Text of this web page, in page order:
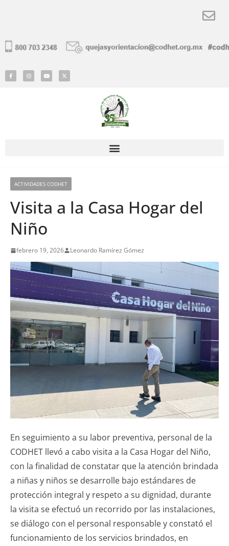
ACTIVIDADES CODHET
Visita a la Casa Hogar del
Niño
febrero 19, 2026 Leonardo Ramírez Gómez
En seguimiento a su labor preventiva, personal de la
CODHET llevó a cabo visita a la Casa Hogar del Niño,
con la finalidad de constatar que la atención brindada
a niñas y niños se desarrolle bajo estándares de
protección integral y respeto a su dignidad, durante
la visita se efectuó un recorrido por las instalaciones,
se diálogo con el personal responsable y constató el
funcionamiento de los servicios brindados, en